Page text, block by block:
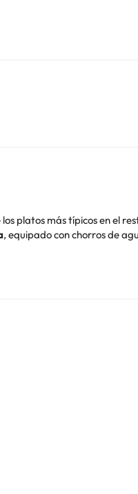
platos más típicos en el
, equipado con chorros de